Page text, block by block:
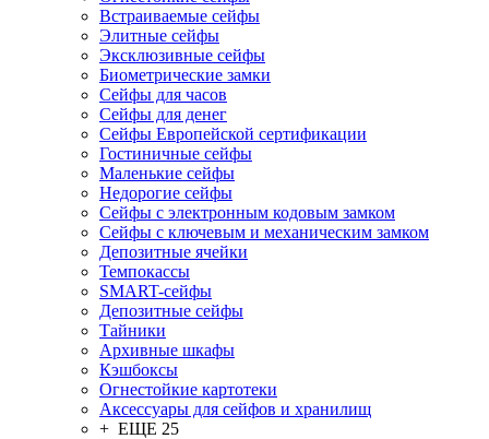
Встраиваемые сейфы
Элитные сейфы
Эксклюзивные сейфы
Биометрические замки
Сейфы для часов
Сейфы для денег
Сейфы Европейской сертификации
Гостиничные сейфы
Маленькие сейфы
Недорогие сейфы
Сейфы с электронным кодовым замком
Сейфы с ключевым и механическим замком
Депозитные ячейки
Темпокассы
SMART-сейфы
Депозитные сейфы
Тайники
Архивные шкафы
Кэшбоксы
Огнестойкие картотеки
Аксессуары для сейфов и хранилищ
+ ЕЩЕ 25